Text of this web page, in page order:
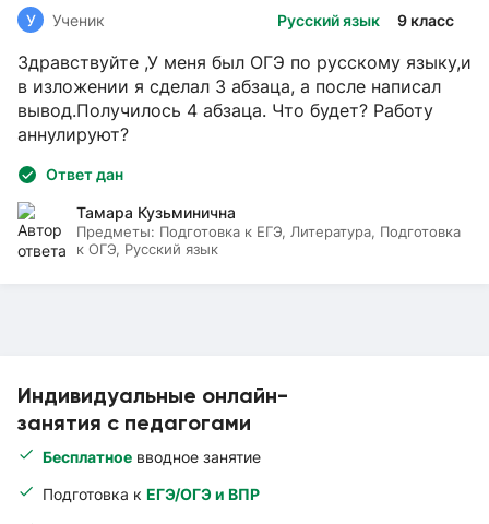
Индивидуальные онлайн-
занятия с педагогами
Бесплатное вводное занятие
Подготовка к ЕГЭ/ОГЭ и ВПР
Русский язык 9 класс
У Ученик
Здравствуйте ,У меня был ОГЭ по русскому языку,и
в изложении я сделал 3 абзаца, а после написал
вывод.Получилось 4 абзаца. Что будет? Работу
аннулируют?
Ответ дан
Тамара Кузьминична
Предметы: Подготовка к ЕГЭ, Литература, Подготовка
к ОГЭ, Русский язык